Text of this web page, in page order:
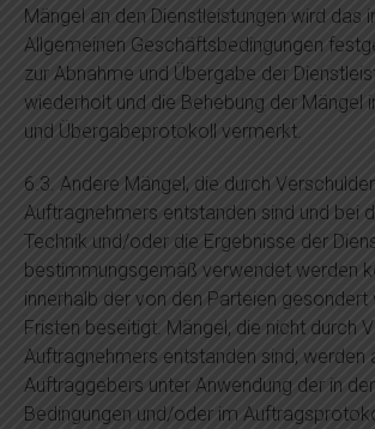
Mängel an den Dienstleistungen wird das
Allgemeinen Geschäftsbedingungen
zur Abnahme und Übergabe der
wiederholt und die Behebung der Mängel
und Übergabeprotokoll vermerkt.
6.3. Andere Mängel, die durch
Auftragnehmers entstanden sind und bei
Technik und/oder die Ergebnisse der
bestimmungsgemäß verwendet werden
innerhalb der von den Parteien gesondert
Fristen beseitigt. Mängel, die nicht durch
Auftragnehmers entstanden sind, werden
Auftraggebers unter Anwendung der in
Bedingungen und/oder im